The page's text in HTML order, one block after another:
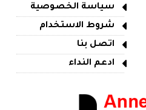
سياسة الخصوصية
شروط الاستخدام
اتصل بنا
ادعم النداء